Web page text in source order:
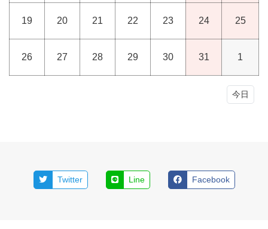
19 20 21 22 23 24 25
26 27 28 29 30 31 1
今日
Twitter Line Facebook